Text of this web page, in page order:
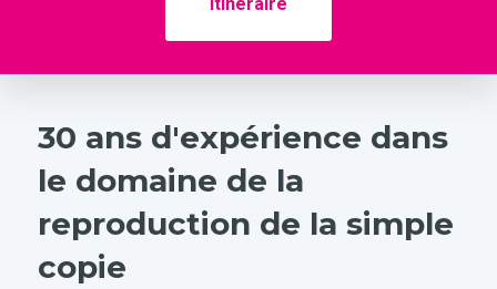
30 ans d'expérience dans
le domaine de la
reproduction de la simple
copie